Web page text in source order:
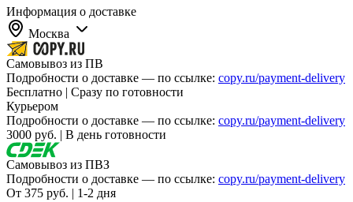
Информация о доставке
Москва
Самовывоз из ПВ
Подробности о доставке — по ссылке: copy.ru/payment-delivery
Бесплатно | Сразу по готовности
Курьером
Подробности о доставке — по ссылке: copy.ru/payment-delivery
3000 руб. | В день готовности
Самовывоз из ПВЗ
Подробности о доставке — по ссылке: copy.ru/payment-delivery
От 375 руб. | 1-2 дня